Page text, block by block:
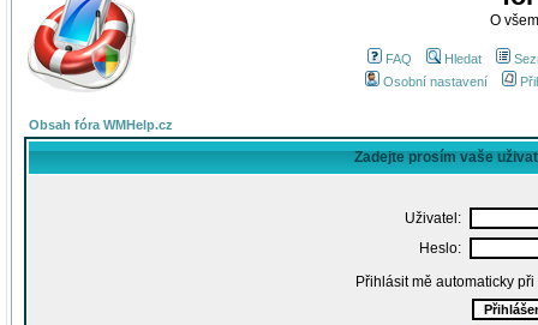
O
FAQ Hledat
Osobní nastavení
Obsah fóra WMHelp.cz
Zadejte prosím vaše
Uživatel:
Heslo:
Přihlásit mě automaticky